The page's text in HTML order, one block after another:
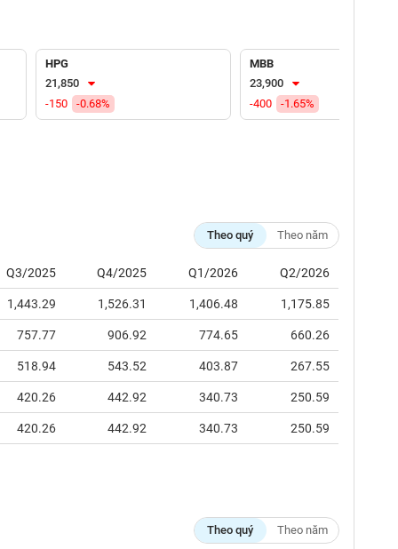
HPG
21,850
-150
-0.68%
MBB
23,900
-400
-1.65%
Theo quý Theo năm
Q3/2025 Q4/2025 Q1/2026 Q2/2026
1,443.29 1,526.31 1,406.48 1,175.85
757.77 906.92 774.65 660.26
518.94 543.52 403.87 267.55
420.26 442.92 340.73 250.59
420.26 442.92 340.73 250.59
Theo quý Theo năm